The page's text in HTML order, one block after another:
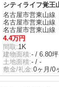
シティライフ覚王
名古屋市営東山線
名古屋市営東山線
名古屋市営東山線
4.4万円
間取:1K
建物面積:- / 6.80坪
土地面積:- / -
敷金/礼金:0ヶ月/0